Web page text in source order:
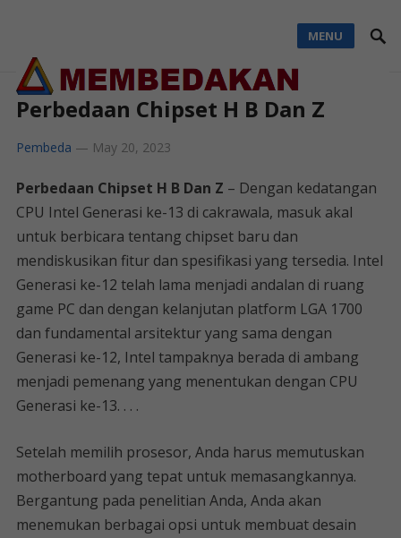
MENU
Perbedaan Chipset H B Dan Z
Pembeda — May 20, 2023
Perbedaan Chipset H B Dan Z – Dengan kedatangan
CPU Intel Generasi ke-13 di cakrawala, masuk akal
untuk berbicara tentang chipset baru dan
mendiskusikan fitur dan spesifikasi yang tersedia. Intel
Generasi ke-12 telah lama menjadi andalan di ruang
game PC dan dengan kelanjutan platform LGA 1700
dan fundamental arsitektur yang sama dengan
Generasi ke-12, Intel tampaknya berada di ambang
menjadi pemenang yang menentukan dengan CPU
Generasi ke-13. . . .
Setelah memilih prosesor, Anda harus memutuskan
motherboard yang tepat untuk memasangkannya.
Bergantung pada penelitian Anda, Anda akan
menemukan berbagai opsi untuk membuat desain